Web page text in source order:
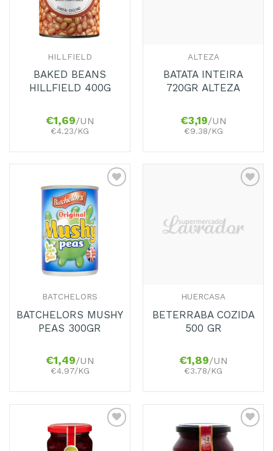
HILLFIELD
BAKED BEANS
HILLFIELD 400G
€1,69/UN
€4.23/KG
ALTEZA
BATATA INTEIRA
720GR ALTEZA
€3,19/UN
€9.38/KG
Adicionar
Favoritos
BATCHELORS
BATCHELORS MUSHY
PEAS 300GR
€1,49/UN
€4.97/KG
Favoritos
HUERCASA
BETERRABA COZIDA
500 GR
€1,89/UN
€3.78/KG
Adicionar
Adicionar